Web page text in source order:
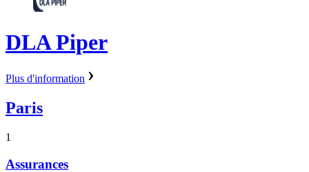
DLA Piper
Plus d'information
Paris
1
Assurances